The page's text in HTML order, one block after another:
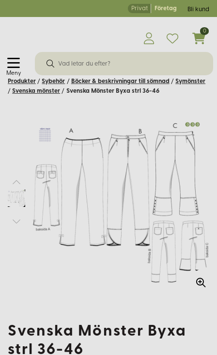
Privat Företag Bli kund
Meny
0
Produkter / Sybehör / Böcker & beskrivningar till sömnad / Symönster
/ Svenska mönster / Svenska Mönster Byxa strl 36-46
Svenska Mönster Byxa
strl 36-46